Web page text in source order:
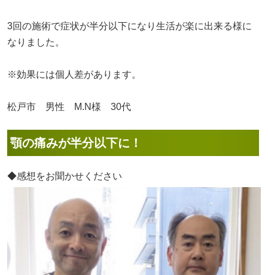
3回の施術で症状が半分以下になり生活が楽に出来る様に
なりました。
※効果には個人差があります。
松戸市 男性 M.N様 30代
顎の痛みが半分以下に！
◆感想をお聞かせください